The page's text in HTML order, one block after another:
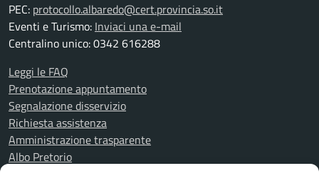
PEC: protocollo.albaredo@cert.provincia.so.it
Eventi e Turismo: Inviaci una e-mail
Centralino unico: 0342 616288
Leggi le FAQ
Prenotazione appuntamento
Segnalazione disservizio
Richiesta assistenza
Amministrazione trasparente
Albo Pretorio